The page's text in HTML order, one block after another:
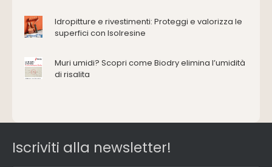
Energie rinnovabili
Ferramenta e fissaggi
Impianti idrici e depurazione
Impianti termici e climatizzazione
Materiali da costruzione
Pareti esterne e facciate
Idropitture e rivestimenti: Proteggi e valorizza le
superfici con Isolresine
Muri umidi? Scopri come Biodry elimina l’umidità
di risalita
Iscriviti alla newsletter!